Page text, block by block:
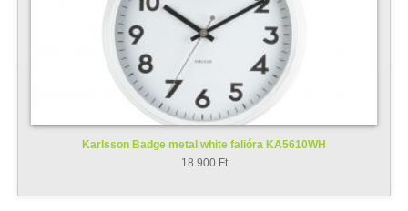
Karlsson Badge metal white falióra KA5610WH
18.900 Ft